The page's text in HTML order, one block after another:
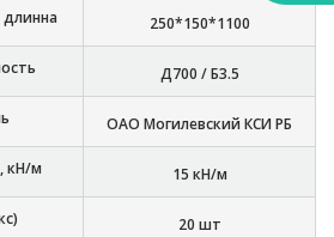
250*150*1100
Д700 / Б3.5
ОАО Могилевский КСИ РБ
кН/м 15 кН/м
20 шт